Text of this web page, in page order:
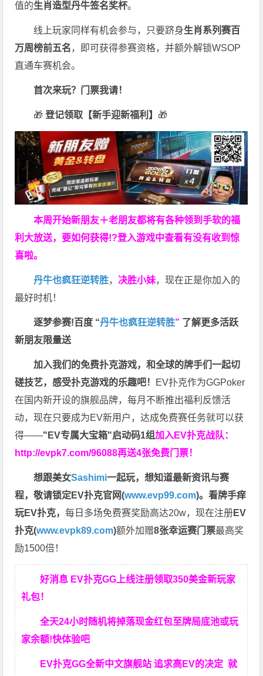
值的生肖造型丹牛签名奖杯。
线上玩家同样有机会参与，只要跻身生肖系列赛百
万周榜前五名，即可获得参赛资格，并额外解锁WSOP
直通车赛机会。
首次来玩？门票我请！
🎁 登记领取【新手迎新福利】 🎁
本周开始新朋友＋老朋友都将有各种领到手软的福
利大放送，要如何获得!?登入游戏中查看有没有收到惊
喜啦。
丹牛也疯狂逆转胜， 决胜小妹，现在正是你加入的
最好时机！
逐梦参赛!百度 “丹牛也疯狂逆转胜” 了解更多活跃
新朋友限量送
加入我们的免费扑克游戏，和全球的牌手们一起切
磋技艺，感受扑克游戏的乐趣吧！ EV扑克作为GGPoker
在国内新开设的旗舰品牌，每月不断推出福利反馈活
动，现在只要成为EV新用户，达成免费赛任务就可以获
得——"EV专属大宝箱"启动码1组加入EV扑克战队：
http://evpk7.com/96088再送4张免费门票！
想跟美女Sashimi一起玩，想知道最新资讯与赛
程，敬请锁定EV扑克官网(www.evp99.com)。看牌手痒
玩EV扑克，每日多场免费赛奖励高达20w，现在注册EV
扑克(www.evpk89.com)额外加赠8张幸运赛门票最高奖
励1500倍！
好消息 EV扑克GG上线注册领取350美金新玩家
礼包！
全天24小时随机将掉落现金红包至牌局底池或玩
家余额!快体验吧
EV扑克GG全新中文旗舰站 追求高EV的决定就